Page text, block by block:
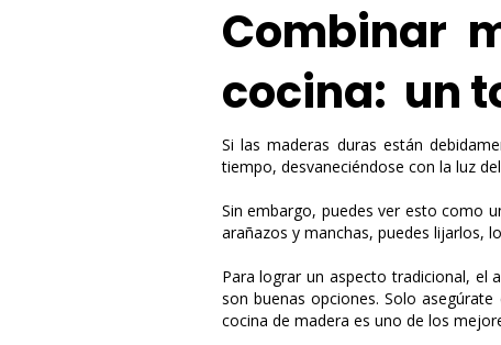
Combinar
cocina: un
Si las maderas duras están
tiempo, desvaneciéndose con la luz
Sin embargo, puedes ver esto como
arañazos y manchas, puedes lijarlos,
Para lograr un aspecto tradicional, el
son buenas opciones. Solo asegúrate
cocina de madera es uno de los